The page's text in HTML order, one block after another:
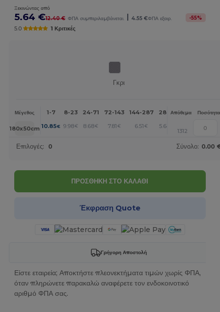
Ξεκινώντας από
5.64 €12.40 € ΦΠΑ συμπεριλαμβάνεται. | 4.55 €ΦΠΑ εξαιρ. -55%
5.0 1 Κριτικές
Γκρι
Μέγεθος 1-7 8-23 24-71 72-143 144-287 288 + Περισσότερα
Απόθεμα Ποσότητα
180x50cm 10.85€ 9.98€ 8.68€ 7.81€ 6.51 € 5.64
1312
Επιλογές: 0 Σύνολο: 0.00
ΠΡΟΣΘΗΚΗ ΣΤΟ ΚΑΛΑΘΙ
Έκφραση Quote
Γρήγορη Αποστολή
Είστε εταιρεία; Αποκτήστε πλεονεκτήματα τιμών χωρίς ΦΠΑ,
όταν πληρώνετε παρακαλώ αναφέρετε τον ενδοκοινοτικό
αριθμό ΦΠΑ σας.